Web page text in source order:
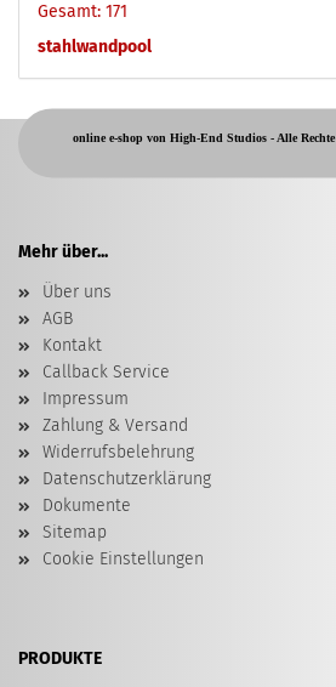
Gesamt: 171
stahlwandpool
online e-shop von High-End Studios -Alle
Mehr über...
Über uns
AGB
Kontakt
Callback Service
Impressum
Zahlung & Versand
Widerrufsbelehrung
Datenschutzerklärung
Dokumente
Sitemap
Cookie Einstellungen
PRODUKTE